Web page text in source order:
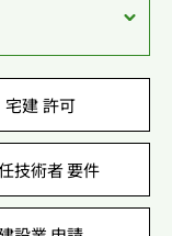
宅建 許可
技術者 要件